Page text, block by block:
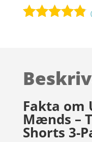
kundebedø
Fakta om
Mænds –
Shorts 3-